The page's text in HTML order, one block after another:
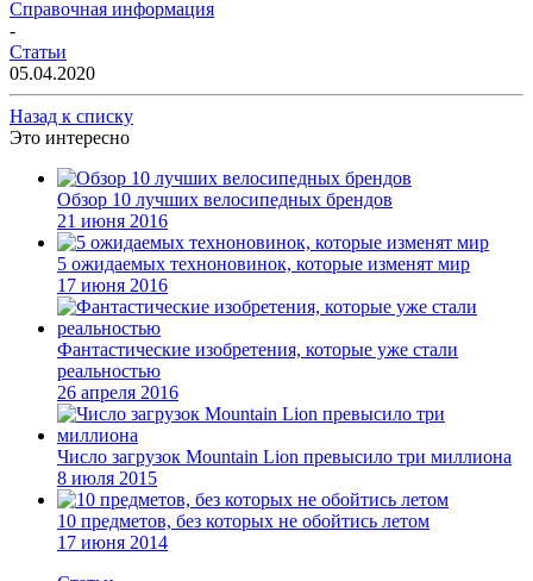
Справочная информация
-
Статьи
05.04.2020
Назад к списку
Это интересно
Обзор 10 лучших велосипедных брендов
21 июня 2016
5 ожидаемых техноновинок, которые изменят мир
17 июня 2016
Фантастические изобретения, которые уже стали
реальностью
26 апреля 2016
Число загрузок Mountain Lion превысило три миллиона
8 июля 2015
10 предметов, без которых не обойтись летом
17 июня 2014